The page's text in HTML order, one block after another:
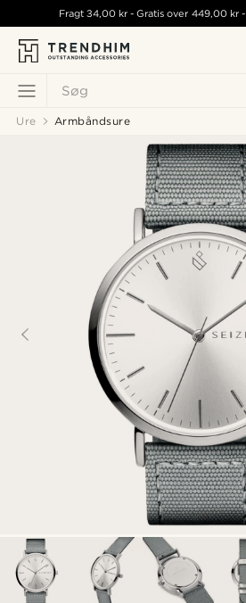
Søg
Fragt34,00 kr - Gratis over 449,00 kr-
Ure Armbåndsure